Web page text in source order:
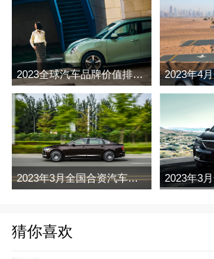
2023全球汽车品牌价值排行榜（Brand Finance
2023年3月全国合资汽车品牌销量排行榜完整版
猜你喜欢